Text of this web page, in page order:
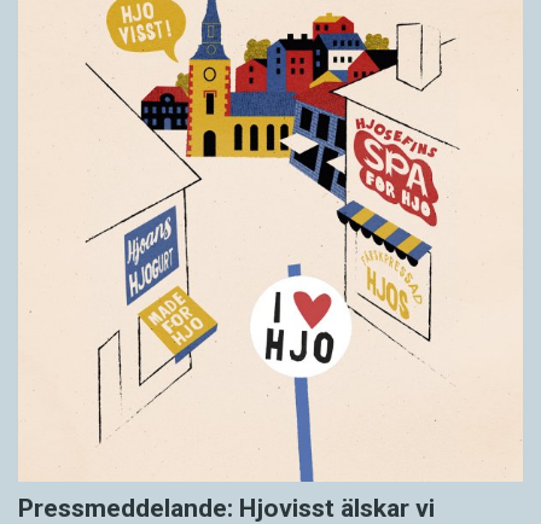
Pressmeddelande: Hjovisst älskar vi